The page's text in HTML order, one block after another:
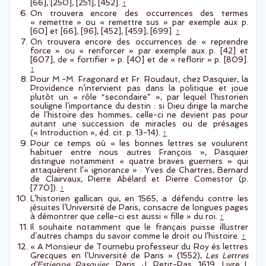
[66], [250], [251], [452]. ↑
On trouvera encore des occurrences des termes
« remettre » ou « remettre sus » par exemple aux p.
[60] et [66], [96], [452], [459], [699]. ↑
On trouvera encore des occurrences de « reprendre
force » ou « renforcer » par exemple aux p. [42] et
[607], de « fortifier » p. [40] et de « reflorir » p. [809].
↑
Pour M.-M. Fragonard et Fr. Roudaut, chez Pasquier, la
Providence n’intervient pas dans la politique et joue
plutôt un « rôle “secondaire” », par lequel l’historien
souligne l’importance du destin : si Dieu dirige la marche
de l’histoire des hommes, celle-ci ne devient pas pour
autant une succession de miracles ou de présages
(« Introduction », éd. cit. p. 13-14). ↑
Pour ce temps où « les bonnes lettres se voulurent
habituer entre nous autres François », Pasquier
distingue notamment « quatre braves guerriers » qui
attaquèrent l’« ignorance » : Yves de Chartres, Bernard
de Clairvaux, Pierre Abélard et Pierre Comestor (p.
[770]). ↑
L’historien gallican qui, en 1565, a défendu contre les
jésuites l’Université de Paris, consacre de longues pages
à démontrer que celle-ci est aussi « fille » du roi. ↑
Il souhaite notamment que le français puisse illustrer
d’autres champs du savoir comme le droit ou l’histoire. ↑
« A Monsieur de Tournebu professeur du Roy és lettres
Grecques en l’Université de Paris » (1552), Les Lettres